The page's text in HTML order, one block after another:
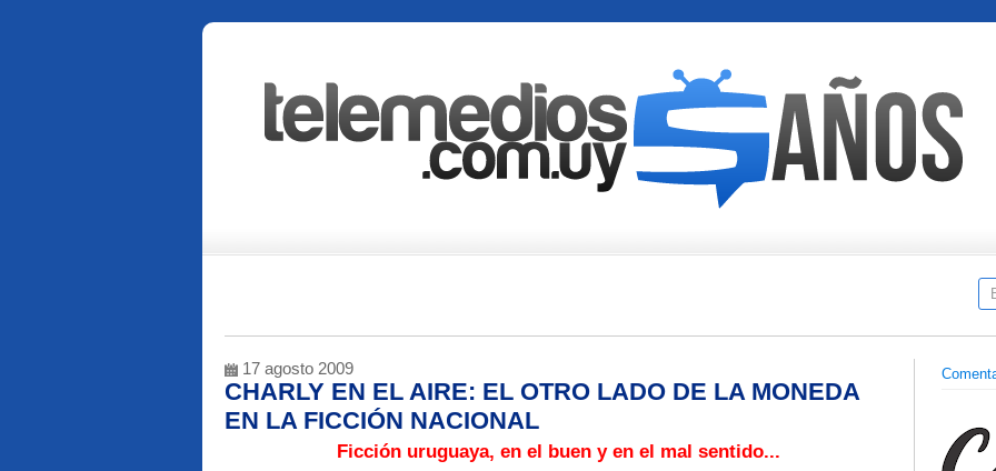
17 agosto 2009
CHARLY EN EL AIRE: EL OTRO LADO DE LA MONEDA
EN LA FICCIÓN NACIONAL
Ficción uruguaya, en el buen y en el mal sentido...